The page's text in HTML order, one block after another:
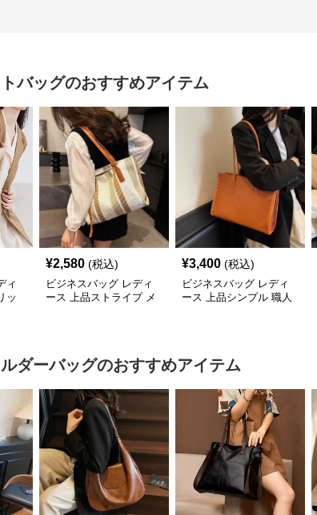
トバッグのおすすめアイテム
ィ
ッ
¥2,580 (税込)
ビジネスバッグ レディ
ース 上品ストライプ メ
¥3,400 (税込)
ビジネスバッグ レディ
ース 上品シンプル 職人
ダーバッグのおすすめアイテム